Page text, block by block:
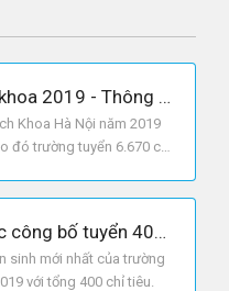
Tuyển sinh Đại học Bách khoa 2019 - Thông tin cần biết
Khoa Hà Nội năm 2019
đó trường tuyển 6.670 chỉ
Học viện quản lý Giáo dục công bố tuyển 400 chỉ tiêu cho năm 2019
sinh mới nhất của trường
với tổng 400 chỉ tiêu.